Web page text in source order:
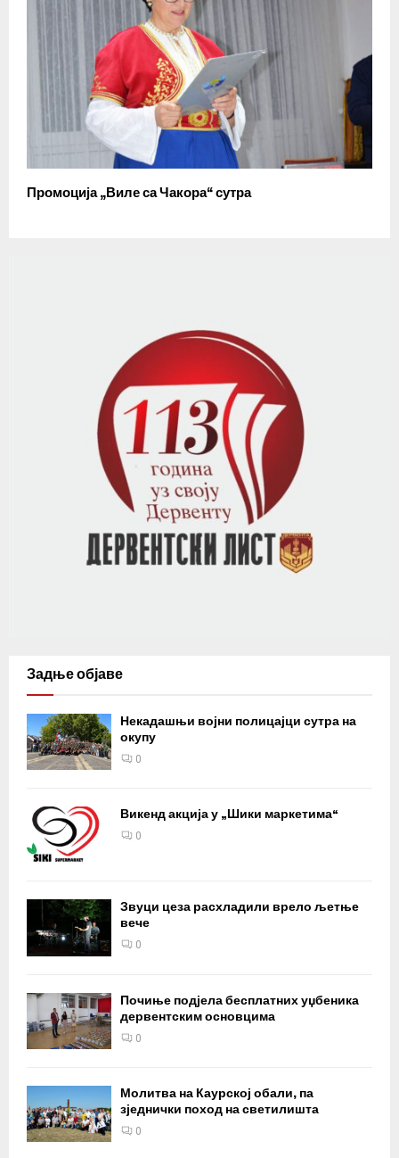
Промоција „Виле са Чакора“ сутра
Задње објаве
Некадашњи војни полицајци сутра на
окупу
0
Викенд акција у „Шики маркетима“
0
Звуци цеза расхладили врело љетње
вече
0
Почиње подјела бесплатних уџбеника
дервентским основцима
0
Молитва на Каурској обали, па
зједнички поход на светилишта
0